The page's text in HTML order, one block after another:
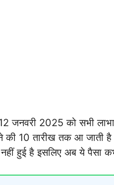
जनवरी 2025 को सभी
की 10 तारीख तक आ जाती
हुई है इसलिए अब ये पैसा